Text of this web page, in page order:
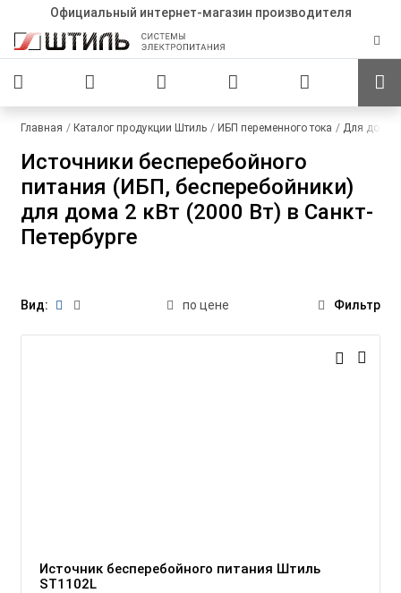
Официальный интернет-магазин производителя
Главная Каталог продукции Штиль ИБП переменного тока Для дома
Источники бесперебойного
питания (ИБП, бесперебойники)
для дома 2 кВт (2000 Вт) в Санкт-
Петербурге
Вид: по цене Фильтр
Источник бесперебойного питания Штиль
ST1102L